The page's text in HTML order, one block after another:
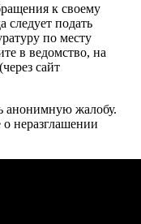
к своему
следует подать
по месту
в ведомство, на
сайт
анонимную жалобу.
неразглашении